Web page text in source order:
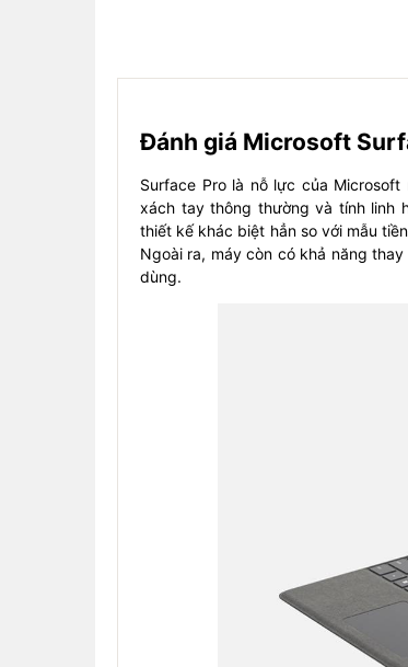
Đánh giá Microsoft
Surface Pro là nỗ lực của
xách tay thông thường và tính linh
thiết kế khác biệt hẳn so với mẫu
Ngoài ra, máy còn có khả năng
dùng.